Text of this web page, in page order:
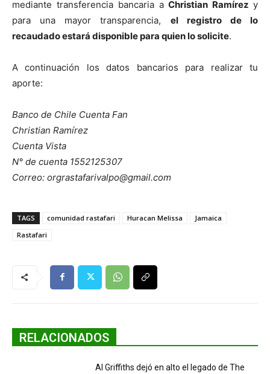
mediante transferencia bancaria aChristian Ramírezy
para una mayor transparencia, el registro de lo
recaudado estará disponible para quien lo solicite.
A continuación los datos bancarios para realizar tu
aporte:
Banco de Chile Cuenta Fan
Christian Ramírez
Cuenta Vista
N° de cuenta 1552125307
Correo: orgrastafarivalpo@gmail.com
TAGS comunidad rastafari Huracan Melissa
Jamaica
Rastafari
RELACIONADOS
Al Griffiths dejó en alto el legado de The